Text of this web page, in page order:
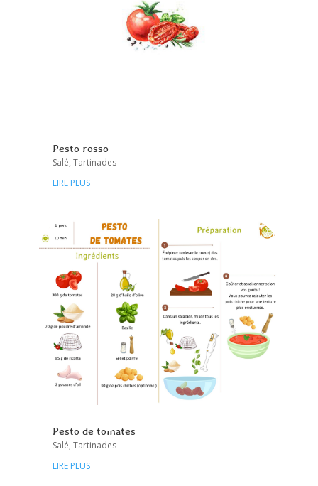
Pesto rosso
Salé, Tartinades
LIRE PLUS
Pesto de tomates
Salé, Tartinades
LIRE PLUS